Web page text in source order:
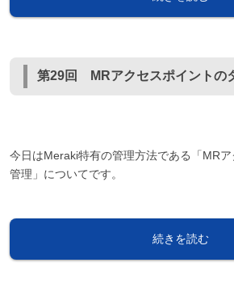
第29回 MRアクセスポイントの
今日はMeraki特有の管理方法である「MR
管理」についてです。
続きを読む